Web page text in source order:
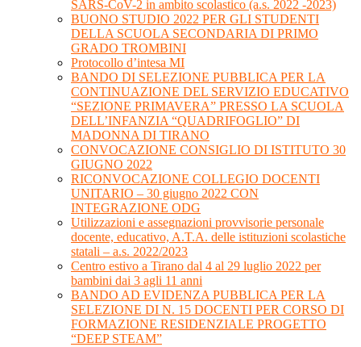
SARS-CoV-2 in ambito scolastico (a.s. 2022 -2023)
BUONO STUDIO 2022 PER GLI STUDENTI
DELLA SCUOLA SECONDARIA DI PRIMO
GRADO TROMBINI
Protocollo d’intesa MI
BANDO DI SELEZIONE PUBBLICA PER LA
CONTINUAZIONE DEL SERVIZIO EDUCATIVO
“SEZIONE PRIMAVERA” PRESSO LA SCUOLA
DELL’INFANZIA “QUADRIFOGLIO” DI
MADONNA DI TIRANO
CONVOCAZIONE CONSIGLIO DI ISTITUTO 30
GIUGNO 2022
RICONVOCAZIONE COLLEGIO DOCENTI
UNITARIO – 30 giugno 2022 CON
INTEGRAZIONE ODG
Utilizzazioni e assegnazioni provvisorie personale
docente, educativo, A.T.A. delle istituzioni scolastiche
statali – a.s. 2022/2023
Centro estivo a Tirano dal 4 al 29 luglio 2022 per
bambini dai 3 agli 11 anni
BANDO AD EVIDENZA PUBBLICA PER LA
SELEZIONE DI N. 15 DOCENTI PER CORSO DI
FORMAZIONE RESIDENZIALE PROGETTO
“DEEP STEAM”